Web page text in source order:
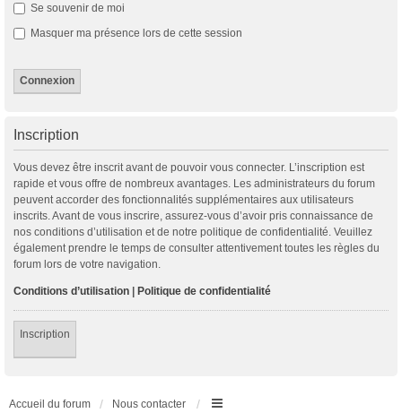
Se souvenir de moi
Masquer ma présence lors de cette session
Inscription
Vous devez être inscrit avant de pouvoir vous connecter. L’inscription est
rapide et vous offre de nombreux avantages. Les administrateurs du forum
peuvent accorder des fonctionnalités supplémentaires aux utilisateurs
inscrits. Avant de vous inscrire, assurez-vous d’avoir pris connaissance de
nos conditions d’utilisation et de notre politique de confidentialité. Veuillez
également prendre le temps de consulter attentivement toutes les règles du
forum lors de votre navigation.
Conditions d’utilisation | Politique de confidentialité
Inscription
Accueil du forum Nous contacter